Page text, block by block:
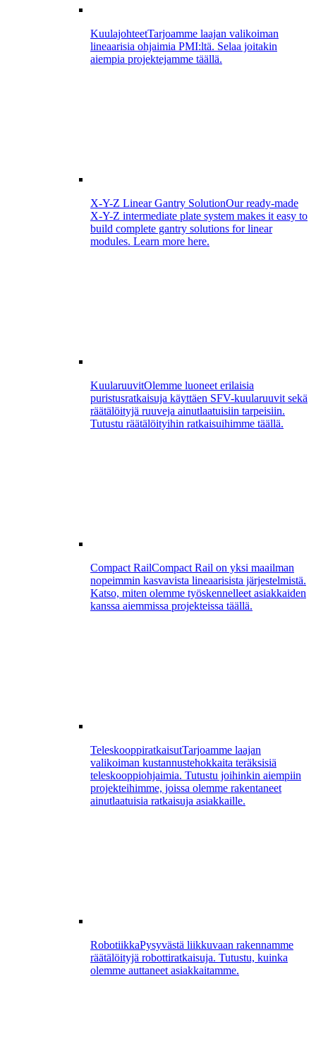
KuulajohteetTarjoamme laajan valikoiman
lineaarisia ohjaimia PMI:ltä. Selaa joitakin
aiempia projektejamme täällä.
X-Y-Z Linear Gantry SolutionOur ready-made
X-Y-Z intermediate plate system makes it easy to
build complete gantry solutions for linear
modules. Learn more here.
KuularuuvitOlemme luoneet erilaisia
puristusratkaisuja käyttäen SFV-kuularuuvit sekä
räätälöityjä ruuveja ainutlaatuisiin tarpeisiin.
Tutustu räätälöityihin ratkaisuihimme täällä.
Compact RailCompact Rail on yksi maailman
nopeimmin kasvavista lineaarisista järjestelmistä.
Katso, miten olemme työskennelleet asiakkaiden
kanssa aiemmissa projekteissa täällä.
TeleskooppiratkaisutTarjoamme laajan
valikoiman kustannustehokkaita teräksisiä
teleskooppiohjaimia. Tutustu joihinkin aiempiin
projekteihimme, joissa olemme rakentaneet
ainutlaatuisia ratkaisuja asiakkaille.
RobotiikkaPysyvästä liikkuvaan rakennamme
räätälöityjä robottiratkaisuja. Tutustu, kuinka
olemme auttaneet asiakkaitamme.